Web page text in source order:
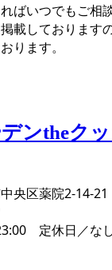
ばいつでもご相
載しております
ります。
央区薬院2-14-
定休日／な